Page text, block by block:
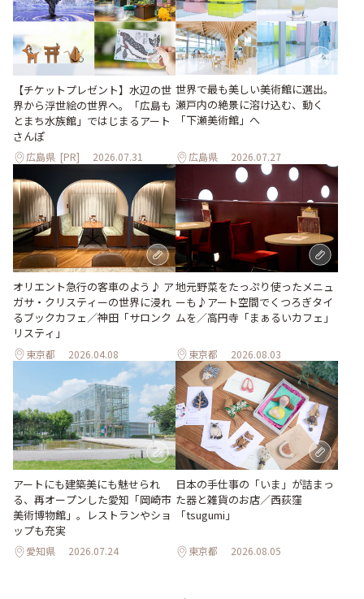
【チケットプレゼント】水辺の世
界から浮世絵の世界へ。「広島も
とまち水族館」ではじまるアート
さんぽ
広島県 [PR] 2026.07.31
世界で最も美しい美術館に選出。
瀬戸内の絶景に溶け込む、動く
「下瀬美術館」へ
広島県 2026.07.27
オリエント急行の客車のよう♪ ア
ガサ・クリスティーの世界に浸れ
るブックカフェ／神田「サロンク
リスティ」
東京都 2026.04.08
地元野菜をたっぷり使ったメニュ
ーも♪アート空間でくつろぎタイ
ムを／高円寺「まぁるいカフェ」
東京都 2026.08.03
アートにも建築美にも魅せられ
る、再オープンした愛知「岡崎市
美術博物館」。レストランやショ
ップも充実
愛知県 2026.07.24
日本の手仕事の「いま」が詰まっ
た器と雑貨のお店／西荻窪
「tsugumi」
東京都 2026.08.05